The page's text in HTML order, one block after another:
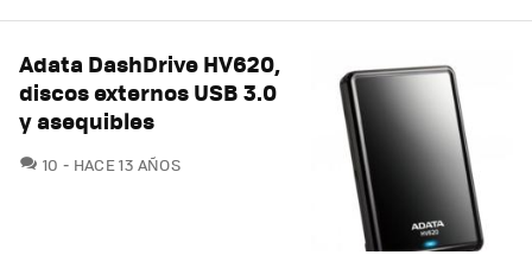
Adata DashDrive HV620,
discos externos USB 3.0
y asequibles
10 COMENTARIOS
HACE 13 AÑOS